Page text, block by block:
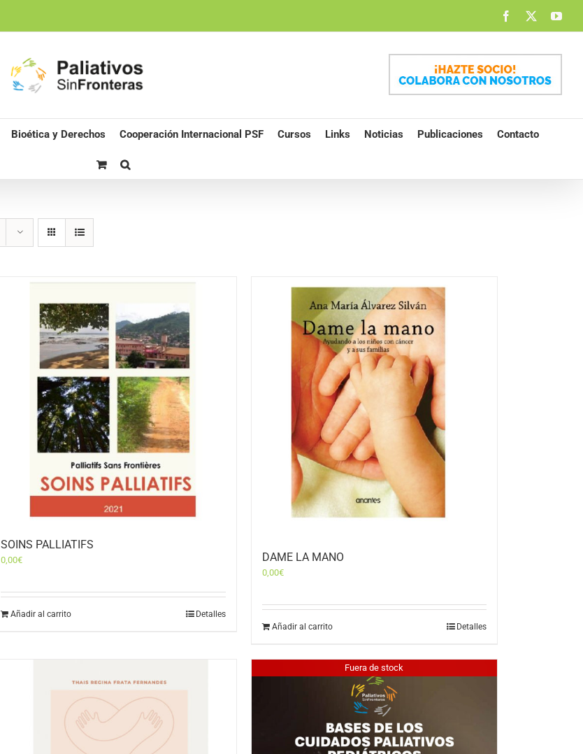
Facebook
Bioética y Derechos Cooperación Internacional PSF Cursos Links Noticias Publicaciones Contacto
SOINS PALLIATIFS
0,00€
Añadir al carrito Detalles
DAME LA MANO
0,00€
Añadir al carrito Detalles
Fuera de stock